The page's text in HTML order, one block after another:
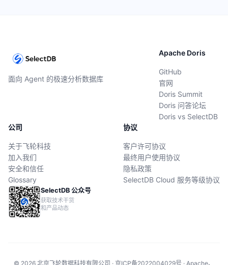
面向 Agent 的极速分析数据库
Apache Doris
GitHub
官网
Doris Summit
Doris 问答论坛
Doris vs SelectDB
公司
关于飞轮科技
加入我们
安全和信任
Glossary
协议
客户许可协议
最终用户使用协议
隐私政策
SelectDB Cloud 服务等级协议
SelectDB 公众号
获取技术干货
和产品动态
© 2026 北京飞轮数据科技有限公司 · 京ICP备2022004029号 · Apache、